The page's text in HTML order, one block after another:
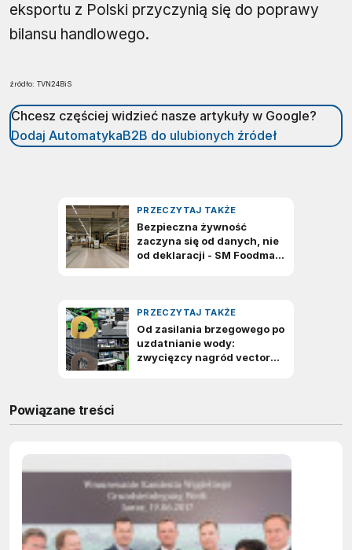
eksportu z Polski przyczynią się do poprawy
bilansu handlowego.
źródło: TVN24BiS
Chcesz częściej widzieć nasze artykuły w Google?
Dodaj AutomatykaB2B do ulubionych źródeł
Powiązane treści